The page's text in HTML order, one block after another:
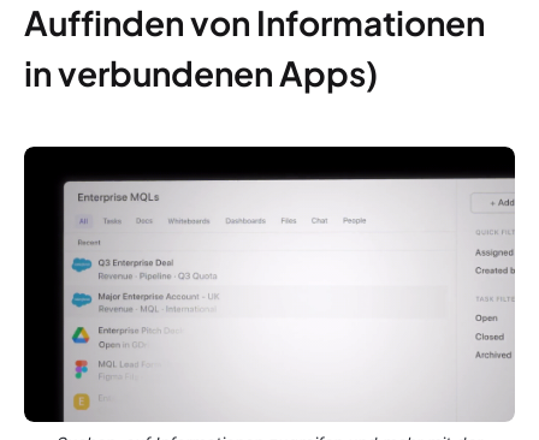
Auffinden von Informationen
in verbundenen Apps)